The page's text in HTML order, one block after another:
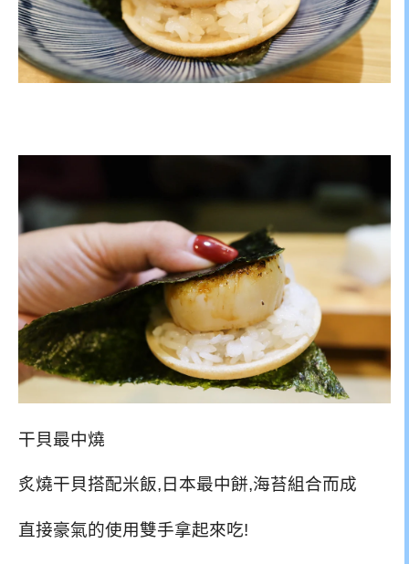
干貝最中燒
炙燒干貝搭配米飯,日本最中餅,海苔組合而成
直接豪氣的使用雙手拿起來吃!